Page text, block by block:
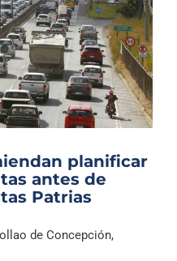
planificar
antes de
Patrias
de Concepción,